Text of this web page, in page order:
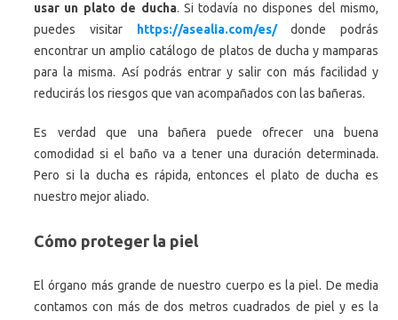
usar un plato de ducha. Si todavía no dispones del mismo,
puedes visitar
https://asealia.com/es/donde podrás
encontrar un amplio catálogo de platos de ducha y mamparas
para la misma. Así podrás entrar y salir con más facilidad y
reducirás los riesgos que van acompañados con las bañeras.
Es verdad que una bañera puede ofrecer una buena
comodidad si el baño va a tener una duración determinada.
Pero si la ducha es rápida, entonces el plato de ducha es
nuestro mejor aliado.
Cómo proteger la piel
El órgano más grande de nuestro cuerpo es la piel. De media
contamos con más de dos metros cuadrados de piel y es la